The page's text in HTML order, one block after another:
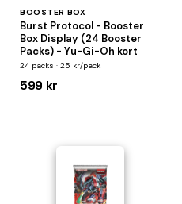
BOOSTER BOX
Burst Protocol - Booster
Box Display (24 Booster
Packs) - Yu-Gi-Oh kort
24 packs · 25 kr/pack
599 kr